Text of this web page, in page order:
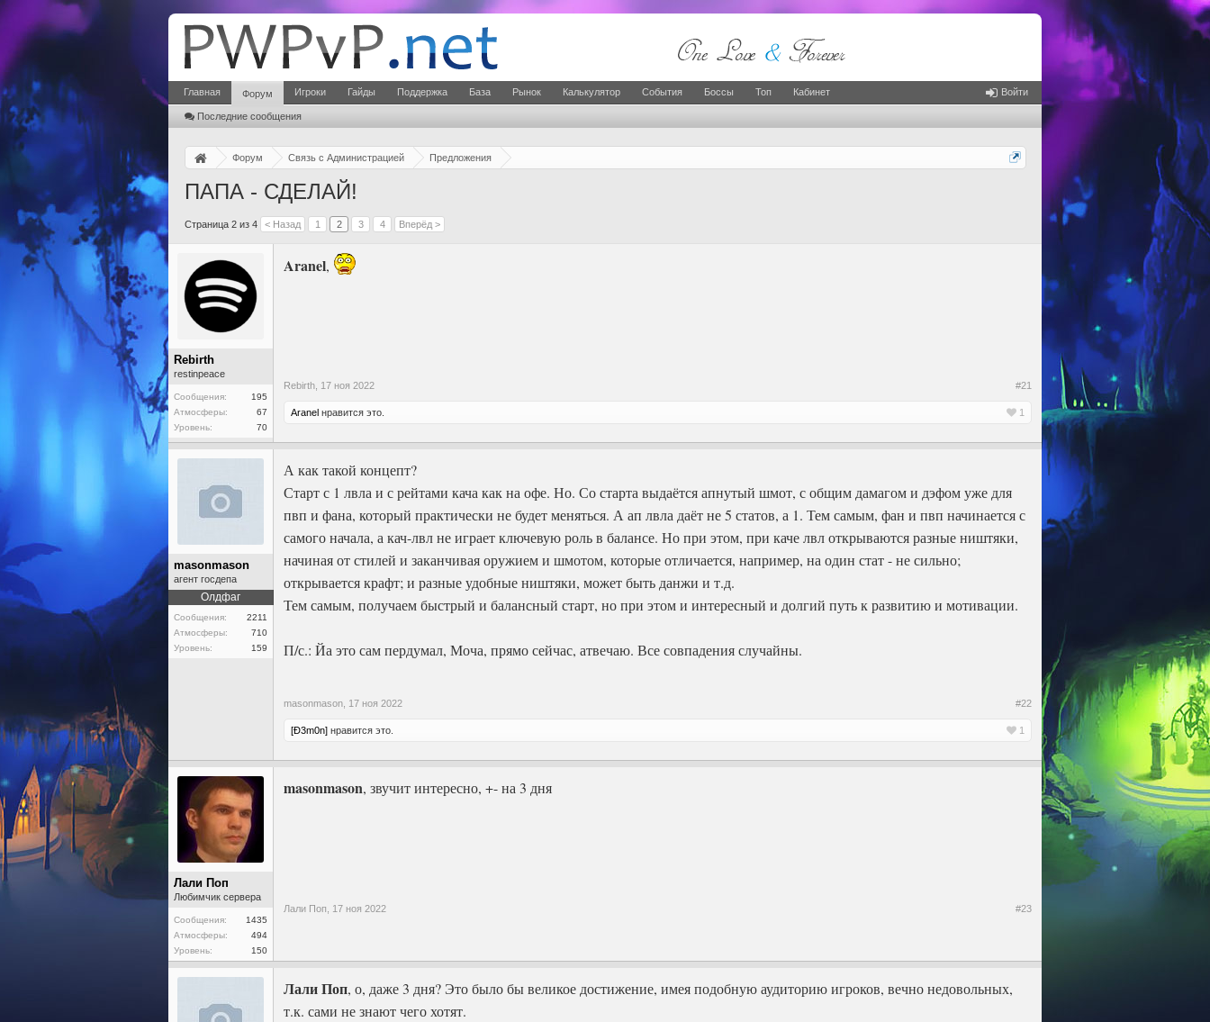
Главная Форум
Последние сообщения
Игроки Гайды Поддержка База Рынок Калькулятор События Боссы Топ Кабинет Войти
Форум Связь с Администрацией Предложения
ПАПА - СДЕЛАЙ!
Страница 2 из 4 < Назад 1 2 3 4 Вперёд >
Rebirth
restinpeace
Сообщения:
195
Атмосферы:
67
Уровень:
70
Aranel,
Rebirth, 17 ноя 2022 #21
Aranel нравится это. 1
masonmason
агент госдепа
Олдфаг
Сообщения:
2211
Атмосферы:
710
Уровень:
159
А как такой концепт?
Старт с 1 лвла и с рейтами кача как на офе. Но. Со старта выдаётся апнутый шмот, с общим дамагом и дэфом уже для
пвп и фана, который практически не будет меняться. А ап лвла даёт не 5 статов, а 1. Тем самым, фан и пвп начинается с
самого начала, а кач-лвл не играет ключевую роль в балансе. Но при этом, при каче лвл открываются разные ништяки,
начиная от стилей и заканчивая оружием и шмотом, которые отличается, например, на один стат - не сильно;
открывается крафт; и разные удобные ништяки, может быть данжи и т.д.
Тем самым, получаем быстрый и балансный старт, но при этом и интересный и долгий путь к развитию и мотивации.
П/с.: Йа это сам пердумал, Моча, прямо сейчас, атвечаю. Все совпадения случайны.
masonmason, 17 ноя 2022 #22
[Ð3m0n] нравится это. 1
Лали Поп
Любимчик сервера
Сообщения:
1435
Атмосферы:
494
Уровень:
150
masonmason, звучит интересно, +- на 3 дня
Лали Поп, 17 ноя 2022 #23
Лали Поп, о, даже 3 дня? Это было бы великое достижение, имея подобную аудиторию игроков, вечно недовольных,
т.к. сами не знают чего хотят.